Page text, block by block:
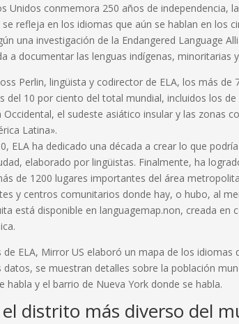
Unidos conmemora 250 años de independencia,
refleja en los idiomas que aún se hablan en los
una investigación de la Endangered Language
a documentar las lenguas indígenas, minoritarias
Perlin, lingüista y codirector de ELA, los más de
del 10 por ciento del total mundial, incluidos los
Occidental, el sudeste asiático insular y las zonas
Latina».
ELA ha dedicado una década a crear lo que
elaborado por lingüistas. Finalmente, ha
de 1200 lugares importantes del área
y centros comunitarios donde hay, o hubo, al
está disponible en languagemap.non, creada en
ELA, Mirror US elaboró un mapa de los idiomas
datos, se muestran detalles sobre la población
habla y el barrio de Nueva York donde se habla.
distrito más diverso del